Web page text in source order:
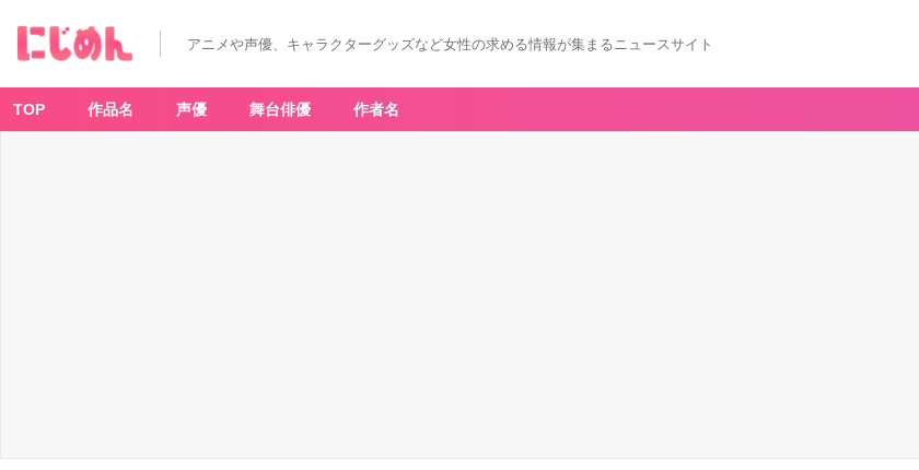
アニメや声優、キャラクターグッズなど女性の求める情報が集まるニュースサイト
TOP 作品名 声優 舞台俳優 作者名